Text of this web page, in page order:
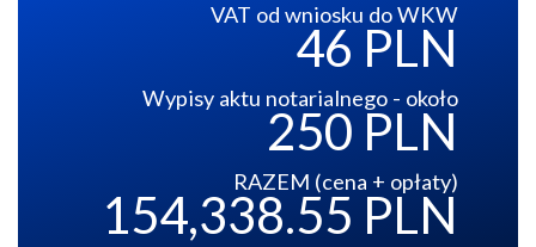
VAT od wniosku do WKW
46 PLN
Wypisy aktu notarialnego - około
250 PLN
RAZEM (cena + opłaty)
154,338.55 PLN